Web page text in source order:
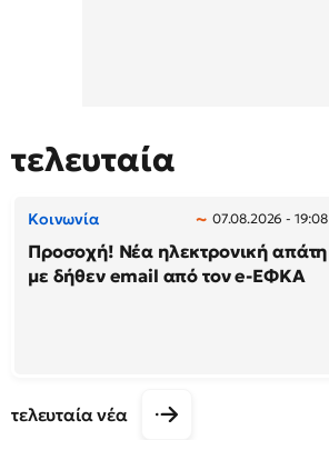
τελευταία
Κοινωνία 07.08.2026 - 19:08
Προσοχή! Νέα ηλεκτρονική απάτη
με δήθεν email από τον e-ΕΦΚΑ
τελευταία νέα